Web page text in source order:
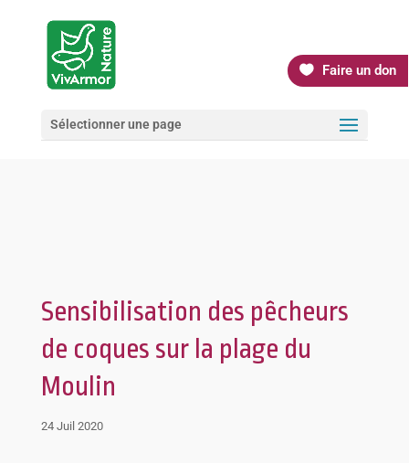
Faire un don
Sélectionner une page
Sensibilisation des pêcheurs
de coques sur la plage du
Moulin
24 Juil 2020